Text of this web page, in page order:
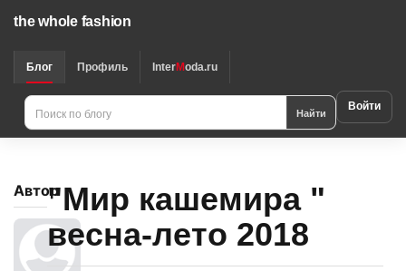
the whole fashion
Блог Профиль InterModa.ru
Найти Войти
Автор"Мир кашемира "
весна-лето 2018